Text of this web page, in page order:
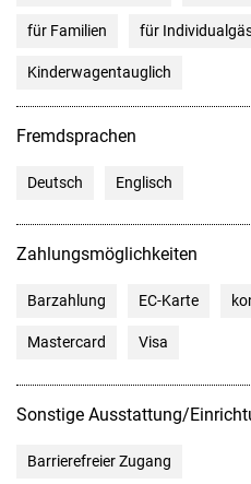
für Familien für
Kinderwagentauglich
Fremdsprachen
Deutsch Englisch
Zahlungsmöglichkeiten
Barzahlung EC-Karte
Mastercard Visa
Sonstige Ausstattung/
Barrierefreier Zugang